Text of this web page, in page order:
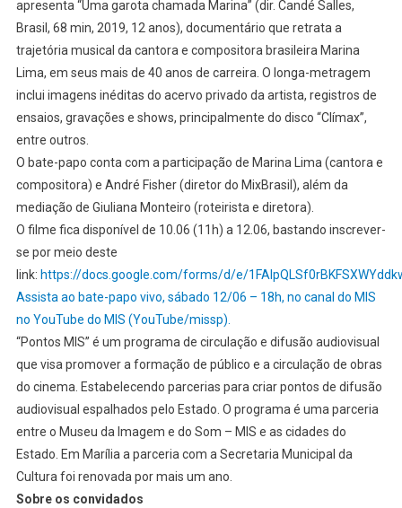
apresenta “Uma garota chamada Marina” (dir. Candé Salles,
Brasil, 68 min, 2019, 12 anos), documentário que retrata a
trajetória musical da cantora e compositora brasileira Marina
Lima, em seus mais de 40 anos de carreira. O longa-metragem
inclui imagens inéditas do acervo privado da artista, registros de
ensaios, gravações e shows, principalmente do disco “Clímax”,
entre outros.
O bate-papo conta com a participação de Marina Lima (cantora e
compositora) e André Fisher (diretor do MixBrasil), além da
mediação de Giuliana Monteiro (roteirista e diretora).
O filme fica disponível de 10.06 (11h) a 12.06, bastando inscrever-
se por meio deste
link: https://docs.google.com/forms/d/e/
Assista ao bate-papo vivo, sábado 12/06 – 18h, no canal do MIS
no YouTube do MIS (YouTube/missp).
“Pontos MIS” é um programa de circulação e difusão audiovisual
que visa promover a formação de público e a circulação de obras
do cinema. Estabelecendo parcerias para criar pontos de difusão
audiovisual espalhados pelo Estado. O programa é uma parceria
entre o Museu da Imagem e do Som – MIS e as cidades do
Estado. Em Marília a parceria com a Secretaria Municipal da
Cultura foi renovada por mais um ano.
Sobre os convidados